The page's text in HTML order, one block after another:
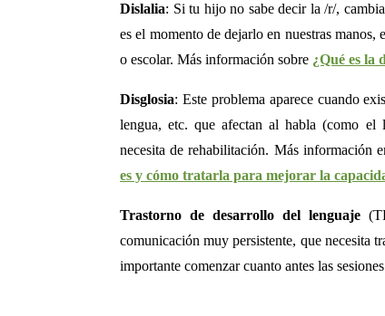
Dislalia: Si tu hijo no sabe decir la /r/,
es el momento de dejarlo en nuestras
o escolar. Más información sobre ¿Qué es la
Disglosia: Este problema aparece cuando
lengua, etc. que afectan al habla (como
necesita de rehabilitación. Más información
es y cómo tratarla para mejorar la
Trastorno de desarrollo del lenguaje
comunicación muy persistente, que necesita
importante comenzar cuanto antes las